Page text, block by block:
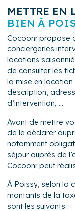
METTRE EN
BIEN À
Cocoonr propose
conciergeries
locations
de consulter les
la mise en
description,
d’intervention, ....
Avant de mettre
de le déclarer
notamment
séjour auprès de
Cocoonr peut
À Poissy, selon la
montants de la
sont les suivants :